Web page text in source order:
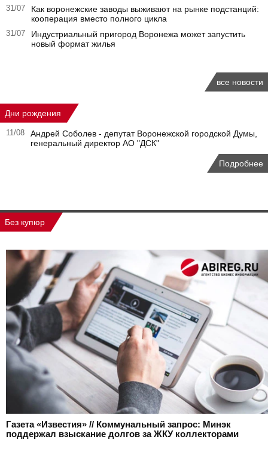
31/07
Как воронежские заводы выживают на рынке подстанций:
кооперация вместо полного цикла
31/07
Индустриальный пригород Воронежа может запустить
новый формат жилья
все новости
Дни рождения
11/08
Андрей Соболев - депутат Воронежской городской Думы,
генеральный директор АО "ДСК"
Подробнее
Без купюр
Газета «Известия» // Коммунальный запрос: Минэк
поддержал взыскание долгов за ЖКУ коллекторами